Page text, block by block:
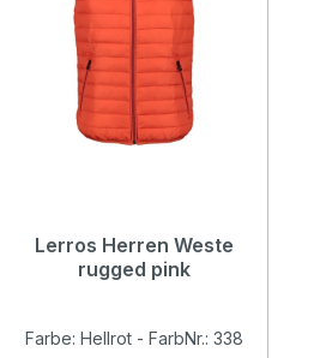
Lerros Herren Weste
rugged pink
Farbe: Hellrot - FarbNr.: 338